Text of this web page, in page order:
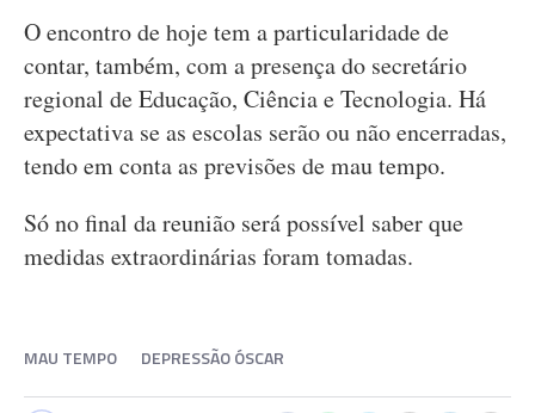
O encontro de hoje tem a particularidade de
contar, também, com a presença do secretário
regional de Educação, Ciência e Tecnologia. Há
expectativa se as escolas serão ou não encerradas,
tendo em conta as previsões de mau tempo.
Só no final da reunião será possível saber que
medidas extraordinárias foram tomadas.
MAU TEMPO DEPRESSÃO ÓSCAR